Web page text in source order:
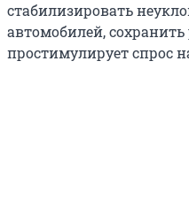
стабилизировать
автомобилей,
простимулирует спрос